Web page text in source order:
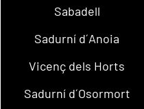
Sabadell
Sadurní d´Anoia
Vicenç dels Horts
Sadurní d´Osormort